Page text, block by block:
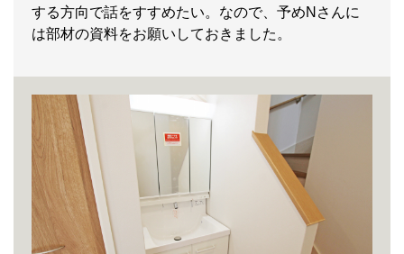
する方向で話をすすめたい。なので、予めNさんに
は部材の資料をお願いしておきました。